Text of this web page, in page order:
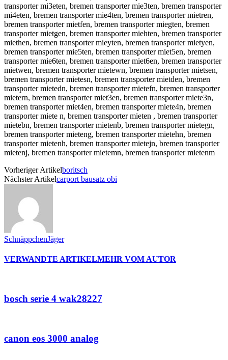
Vorheriger Artikelboritsch
Nächster Artikelcarport bausatz obi
SchnäppchenJäger
VERWANDTE ARTIKELMEHR VOM AUTOR
bosch serie 4 wak28227
canon eos 3000 analog